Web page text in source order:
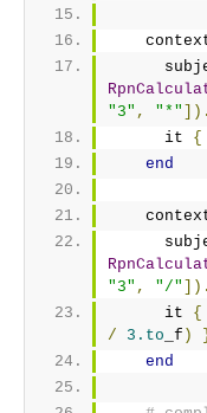
"3" , "*" ]).
      it
{
end
"3" , "/" ]).
      it
{
/
3.to _f )
end